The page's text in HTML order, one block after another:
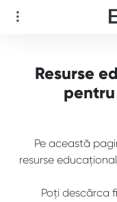
Resurse
Pe această
resurse
Poți descărca